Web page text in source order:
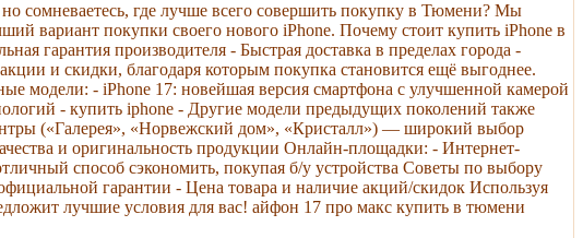
сомневаетесь, где лучше всего совершить покупку в Тюмени? Мы
вариант покупки своего нового iPhone. Почему стоит купить iPhone в
гарантия производителя - Быстрая доставка в пределах города -
и скидки, благодаря которым покупка становится ещё выгоднее.
модели: - iPhone 17: новейшая версия смартфона с улучшенной камерой
- купить iphone - Другие модели предыдущих поколений также
(«Галерея», «Норвежский дом», «Кристалл») — широкий выбор
и оригинальность продукции Онлайн-площадки: - Интернет-
способ сэкономить, покупая б/у устройства Советы по выбору
гарантии - Цена товара и наличие акций/скидок Используя
лучшие условия для вас! айфон 17 про макс купить в тюмени